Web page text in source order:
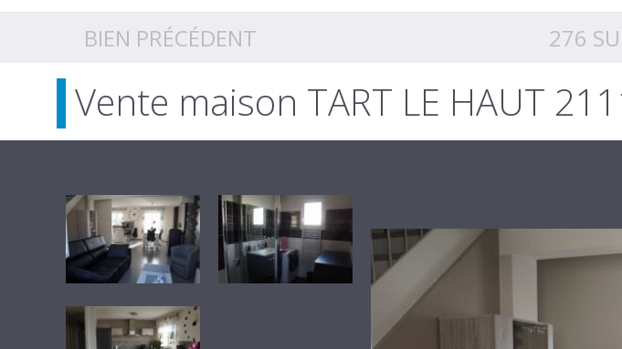
BIEN PRÉCÉDENT 276
Vente maison TART LE HAUT